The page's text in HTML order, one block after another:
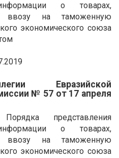
о товарах,
ввозу на таможенную
экономического союза
Евразийской
№ 57 от 17 апреля
представления
о товарах,
ввозу на таможенную
экономического союза